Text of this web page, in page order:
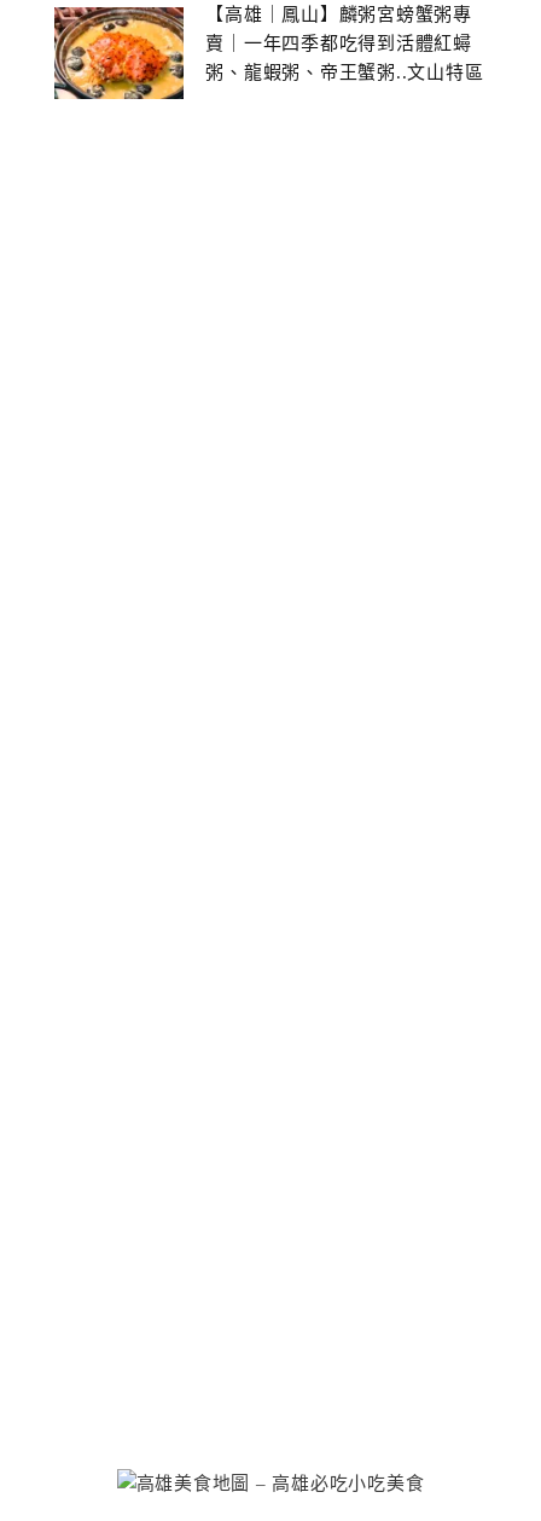
【高雄｜鳳山】麟粥宮螃蟹粥專
賣｜一年四季都吃得到活體紅蟳
粥、龍蝦粥、帝王蟹粥..文山特區